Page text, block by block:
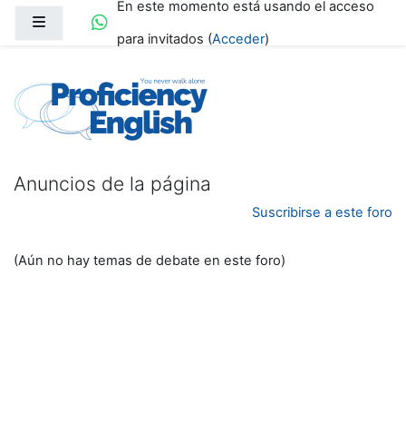
Salta al contenido principal
Panel lateral
En este momento está usando el acceso
para invitados (Acceder)
Formación Proficiency
Anuncios de la página
Suscribirse a este foro
(Aún no hay temas de debate en este foro)